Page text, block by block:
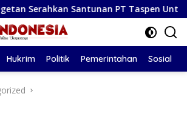
Santunan PT Taspen Untuk Ahli Waris
Hukrim Politik Pemerintahan Sosial